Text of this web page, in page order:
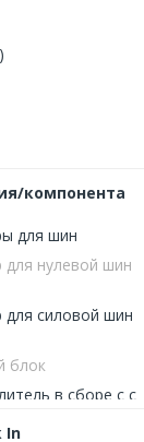
Щитовое оборуд
компонента
для шин
для нулевой шин
для силовой шин
блок
в сборе с с
In